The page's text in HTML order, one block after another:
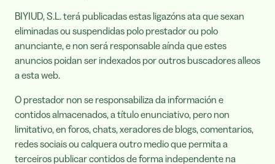
BIYIUD, S.L. terá publicadas estas ligazóns ata que sexan
eliminadas ou suspendidas polo prestador ou polo
anunciante, e non será responsable aínda que estes
anuncios poidan ser indexados por outros buscadores alleos
a esta web.
O prestador non se responsabiliza da información e
contidos almacenados, a título enunciativo, pero non
limitativo, en foros, chats, xeradores de blogs, comentarios,
redes sociais ou calquera outro medio que permita a
terceiros publicar contidos de forma independente na